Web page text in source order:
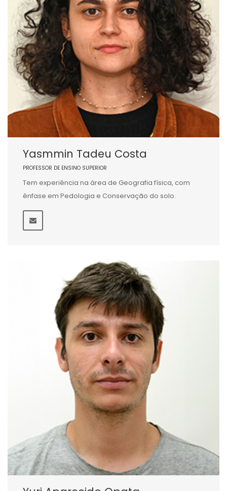
Yasmmin Tadeu Costa
PROFESSOR DE ENSINO SUPERIOR
Tem experiência na área de Geografia física, com
ênfase em Pedologia e Conservação do solo.